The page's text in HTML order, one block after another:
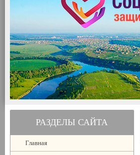
РАЗДЕЛЫ САЙТА
Главная